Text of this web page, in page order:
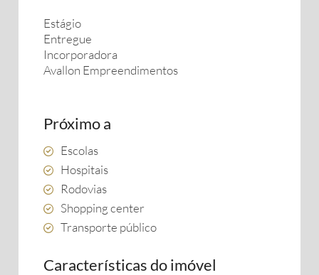
Estágio
Entregue
Incorporadora
Avallon Empreendimentos
Próximo a
Escolas
Hospitais
Rodovias
Shopping center
Transporte público
Características do imóvel